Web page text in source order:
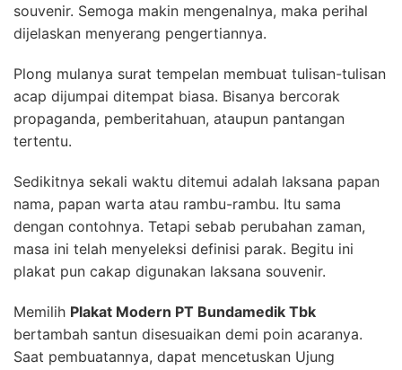
souvenir. Semoga makin mengenalnya, maka perihal
dijelaskan menyerang pengertiannya.
Plong mulanya surat tempelan membuat tulisan-tulisan
acap dijumpai ditempat biasa. Bisanya bercorak
propaganda, pemberitahuan, ataupun pantangan
tertentu.
Sedikitnya sekali waktu ditemui adalah laksana papan
nama, papan warta atau rambu-rambu. Itu sama
dengan contohnya. Tetapi sebab perubahan zaman,
masa ini telah menyeleksi definisi parak. Begitu ini
plakat pun cakap digunakan laksana souvenir.
Memilih Plakat Modern PT Bundamedik Tbk
bertambah santun disesuaikan demi poin acaranya.
Saat pembuatannya, dapat mencetuskan Ujung